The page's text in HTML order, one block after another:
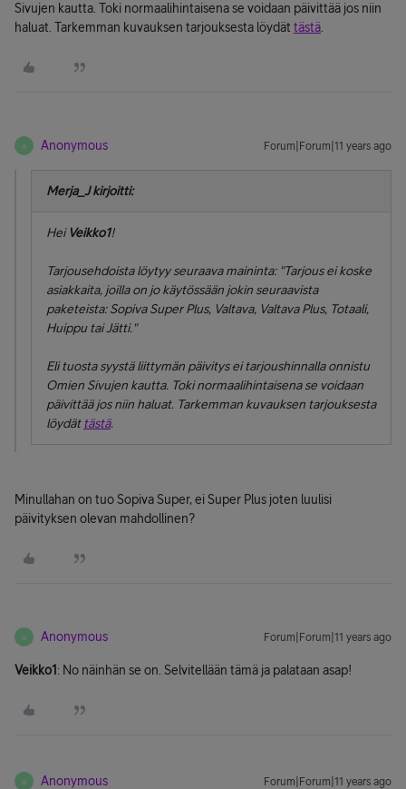
Sivujen kautta. Toki normaalihintaisena se voidaan päivittää jos niin
haluat. Tarkemman kuvauksen tarjouksesta löydät tästä
A Anonymous Forum|Forum|11 years ago
Merja_J kirjoitti:
Hei Veikko1!
Tarjousehdoista löytyy seuraava maininta: "Tarjous ei koske
asiakkaita, joilla on jo käytössään jokin seuraavista
paketeista: Sopiva Super Plus, Valtava, Valtava Plus, Totaali,
Huippu tai Jätti."
Eli tuosta syystä liittymän päivitys ei tarjoushinnalla onnistu
Omien Sivujen kautta. Toki normaalihintaisena se voidaan
päivittää jos niin haluat. Tarkemman kuvauksen tarjouksesta
löydättästä.
Minullahan on tuo Sopiva Super, ei Super Plus joten luulisi
päivityksen olevan mahdollinen?
A Anonymous Forum|Forum|11 years ago
Veikko1 : No näinhän se on. Selvitellään tämä ja palataan asap!
A Anonymous Forum|Forum|11 years ago